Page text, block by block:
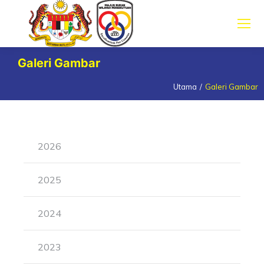
Galeri Gambar
Utama Galeri Gambar
2026
2025
2024
2023